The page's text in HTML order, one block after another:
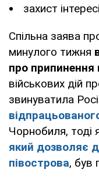
захист
Спільна заява
минулого тижня
про припинення
військових дій
звинуватила
Чорнобиля, тоді
який дозволяє
півострова, був